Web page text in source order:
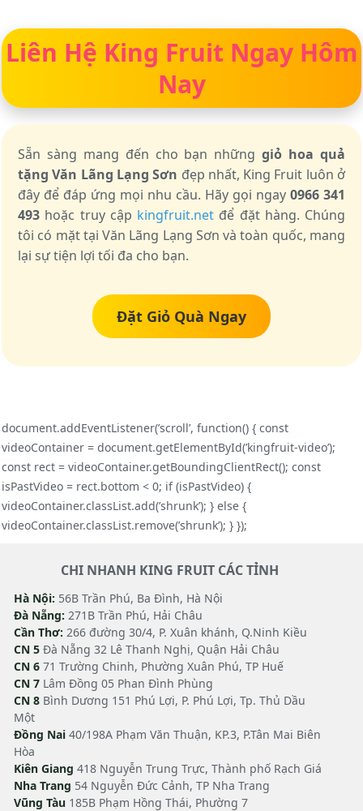
Liên Hệ King Fruit Ngay Hôm
Nay
Sẵn sàng mang đến cho bạn nhữnggiỏ hoa quả
tặng Văn Lãng Lạng Sơn đẹp nhất, King Fruit luôn ở
đây để đáp ứng mọi nhu cầu. Hãy gọi ngay 0966 341
493 hoặc truy cập kingfruit.net để đặt hàng. Chúng
tôi có mặt tại Văn Lãng Lạng Sơn và toàn quốc, mang
lại sự tiện lợi tối đa cho bạn.
Đặt Giỏ Quà Ngay
document.addEventListener(’scroll’, function() { const
videoContainer = document.getElementById(’kingfruit-video’);
const rect = videoContainer.getBoundingClientRect(); const
isPastVideo = rect.bottom < 0; if (isPastVideo) {
videoContainer.classList.add(’shrunk’); } else {
videoContainer.classList.remove(’shrunk’); } });
CHI NHANH KING FRUIT CÁC TỈNH
Hà Nội: 56B Trần Phú, Ba Đình, Hà Nội
Đà Nẵng: 271B Trần Phú, Hải Châu
Cần Thơ: 266 đường 30/4, P. Xuân khánh, Q.Ninh Kiều
CN 5 Đà Nẵng 32 Lê Thanh Nghị, Quận Hải Châu
CN 6 71 Trường Chinh, Phường Xuân Phú, TP Huế
CN 7 Lâm Đồng 05 Phan Đình Phùng
CN 8 Bình Dương 151 Phú Lợi, P. Phú Lợi, Tp. Thủ Dầu
Một
Đồng Nai 40/198A Phạm Văn Thuận, KP.3, P.Tân Mai Biên
Hòa
Kiên Giang 418 Nguyễn Trung Trực, Thành phố Rạch Giá
Nha Trang 54 Nguyễn Đức Cảnh, TP Nha Trang
Vũng Tàu 185B Phạm Hồng Thái, Phường 7